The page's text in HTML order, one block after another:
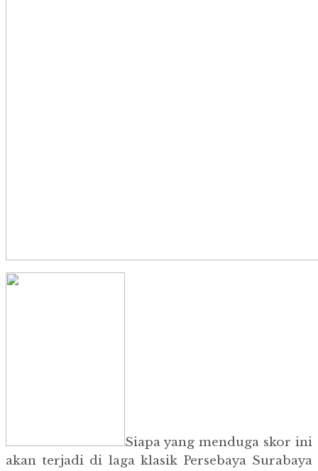
Siapa yang menduga skor ini
akan terjadi di laga klasik Persebaya Surabaya